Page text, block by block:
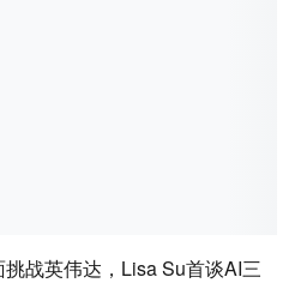
战英伟达，Lisa Su首谈AI三